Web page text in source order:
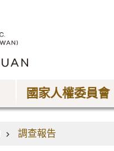
國家人權委員會
調查報告